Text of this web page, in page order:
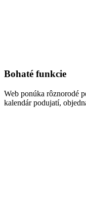
Bohaté funkcie
Web ponúka rôznorodé
kalendár podujatí,